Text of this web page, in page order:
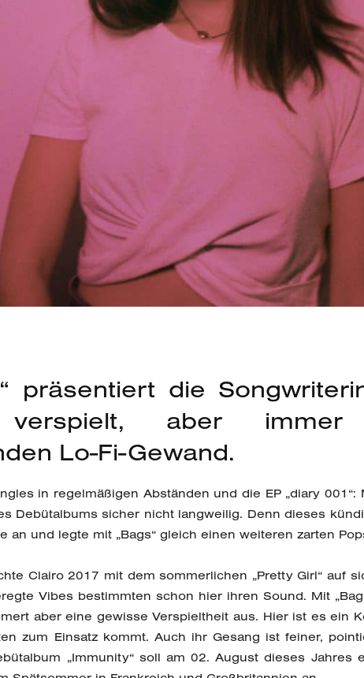
präsentiert die
verspielt, aber
Lo-Fi-Gewand.
in regelmäßigen Abständen und die EP „diary
Debütalbums sicher nicht langweilig. Denn dieses
an und legte mit „Bags“ gleich einen weiteren zarten
Clairo 2017 mit dem sommerlichen „Pretty Girl“ auf
Vibes bestimmten schon hier ihren Sound. Mit
aber eine gewisse Verspieltheit aus. Hier ist es ein
zum Einsatz kommt. Auch ihr Gesang ist feiner,
„Immunity“ soll am 02. August dieses Jahres